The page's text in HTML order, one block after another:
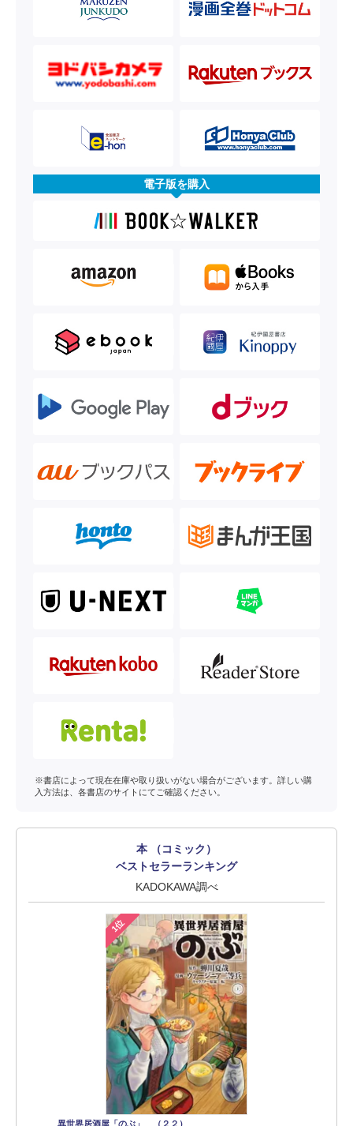
電子版を購入
※書店によって現在在庫や取り扱いがない場合がございます。詳しい購
入方法は、各書店のサイトにてご確認ください。
本 （コミック）
ベストセラーランキング
KADOKAWA調べ
1位
異世界居酒屋「のぶ」 （２２）